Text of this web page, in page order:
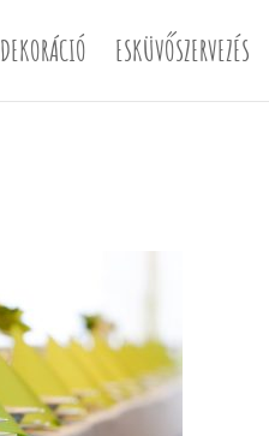
DEKORÁCIÓ ESKÜVŐSZERVEZÉS